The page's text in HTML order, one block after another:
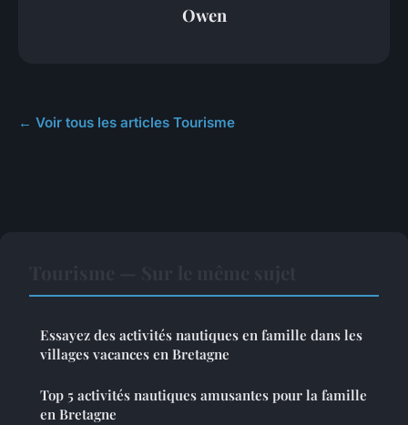
Owen
← Voir tous les articles Tourisme
Essayez des activités nautiques en famille dans les
villages vacances en Bretagne
Top 5 activités nautiques amusantes pour la famille
en Bretagne